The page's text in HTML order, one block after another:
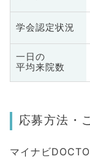
学会認定状況
一日の
平均来院数
応募方法・
マイナビ